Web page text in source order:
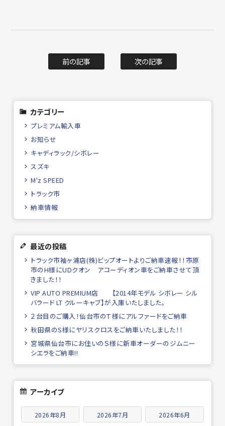
前の記事 次の記事
カテゴリー
プレミアム輸入車
お知らせ
キャディラック/シボレー
スズキ
M'z SPEED
トラック市
納車情報
最近の投稿
トラック市袖ヶ浦店(株)ビップオートよりご納車速報！！市原
市のH様にUDクオン アコーディオン車をご納車させて頂
きました！！
VIP AUTO PREMIUM店 【2014年モデル シボレー シル
バラード LT クルーキャブ】が入庫いたしました。
２台目のご購入！仙台市のＴ様にアルファードをご納車
秋田県のS様にヤリスクロスをご納車いたしました！！
宮城県仙台市にお住いのＳ様に新車オーダーのジムニー
シエラをご納車!!
アーカイブ
2026年8月 2026年7月 2026年6月